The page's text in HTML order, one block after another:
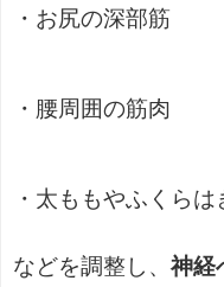
・お尻の深部筋
・腰周囲の筋肉
・太ももやふくらは
などを調整し、神経